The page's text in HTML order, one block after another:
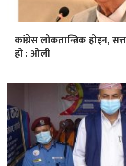
कांग्रेस लोकतान्त्रिक होइन,
हो : ओली